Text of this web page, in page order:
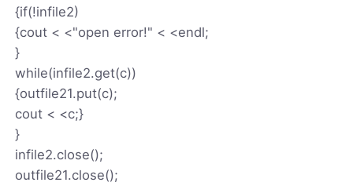
{if(!infile2)
{cout < <"open error!" < <endl;
}
while(infile2.get(c))
{outfile21.put(c);
cout < <c;}
}
infile2.close();
outfile21.close();